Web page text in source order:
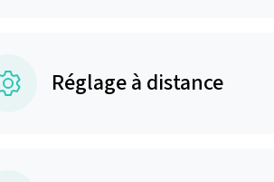
Réglage à distance